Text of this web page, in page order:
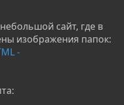
сайт, где в
изображения папок:
-